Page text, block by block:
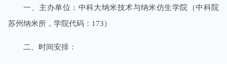
一、主办单位：中科大纳米技术与纳米仿生学院（中科院
苏州纳米所，学院代码： 173）
二、时间安排：